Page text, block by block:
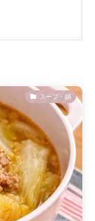
スープ・鍋